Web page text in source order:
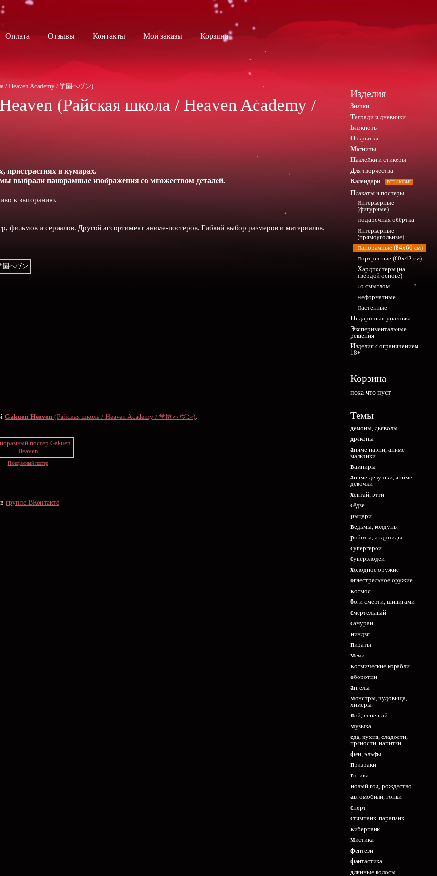
Оплата Отзывы Контакты Мои заказы Корзина
/ Heaven Academy / 学園へヴン)
(Райская школа / Heaven Academy /
пристрастиях и кумирах.
выбрали панорамные изображения со множеством деталей.
к выгоранию.
фильмов и сериалов. Другой ассортимент аниме-постеров. Гибкий выбор размеров и материалов.
Gakuen Heaven (Райская школа / Heaven Academy / 学園へヴン):
Панорамный постер
группе ВКонтакте.
Изделия
Значки
Тетради и дневники
Блокноты
Открытки
Магниты
Наклейки и стикеры
Для творчества
Календари
ЕСТЬ НОВЫЕ
Плакаты и постеры
интерьерные
(фигурные)
подарочная обёртка
интерьерные
(прямоугольные)
панорамные (84х60 см)
портретные (60х42 см)
Хардпостеры (на
твёрдой основе)
со смыслом
неформатные
настенные
Подарочная упаковка
Экспериментальные
решения
Изделия с ограничением
18+
Корзина
пока что пуст
Темы
демоны, дьяволы
драконы
аниме парни, аниме
мальчики
вампиры
аниме девушки, аниме
девочки
хентай, этти
сёдзе
рыцари
ведьмы, колдуны
роботы, андроиды
супергерои
суперзлодеи
холодное оружие
огнестрельное оружие
космос
боги смерти, шинигами
смертельный
самураи
ниндзя
пираты
мечи
космические корабли
оборотни
ангелы
монстры, чудовища,
химеры
яой, сенен-ай
музыка
еда, кухня, сладости,
пряности, напитки
феи, эльфы
призраки
готика
новый год, рождество
автомобили, гонки
спорт
стимпанк, парапанк
киберпанк
мистика
фентези
фантастика
длинные волосы